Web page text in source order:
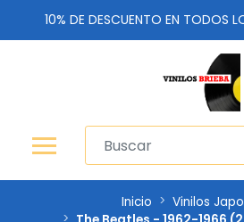
10% DE DESCUENTO EN TODOS
Inicio
Vinilos